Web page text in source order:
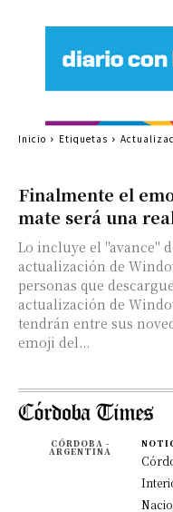
Finalmente el
mate será una
Lo incluye el "avance"
actualización de Windows.
personas que
actualización de
tendrán entre sus
emoji del...
Inicio Etiquetas
CÓRDOBA -
ARGENTINA